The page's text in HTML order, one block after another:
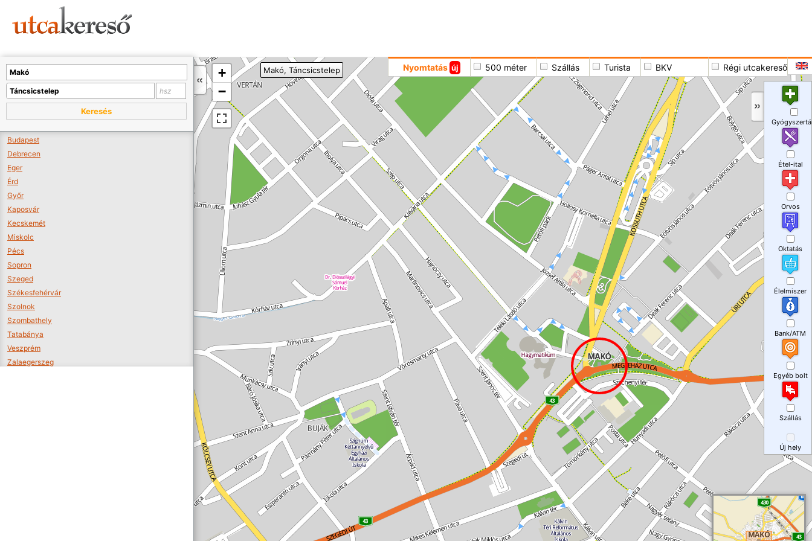
+
−
Nyomtatás új 500 méter Szállás Turista BKV Régi utcakereső
Makó, Táncsicstelep
Keresés
Budapest
Debrecen
Eger
Érd
Győr
Kaposvár
Kecskemét
Miskolc
Pécs
Sopron
Szeged
Székesfehérvár
Szolnok
Szombathely
Tatabánya
Veszprém
Zalaegerszeg
Étel-ital
Orvos
Oktatás
Élelmiszer
Bank/ATM
Egyéb bolt
Szállás
Új hely
A térképet kicsinyíteni kell, hogy látszódjanak a boltok.
Boltok látszódjanak >>